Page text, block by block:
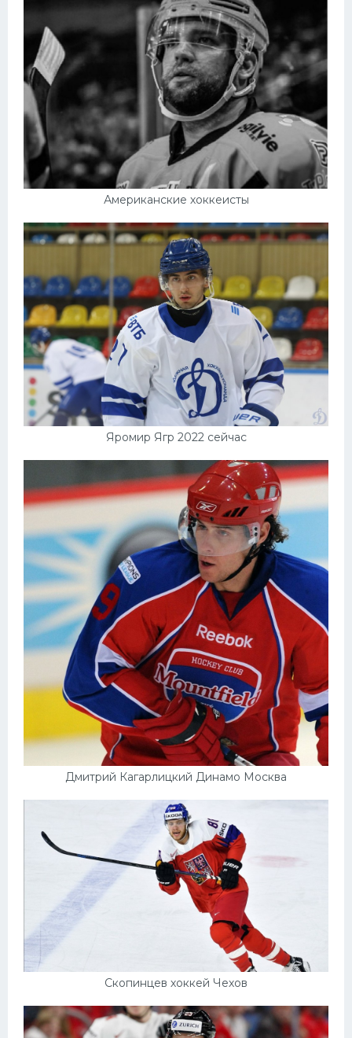
Американские хоккеисты
Яромир Ягр 2022 сейчас
Дмитрий Кагарлицкий Динамо Москва
Скопинцев хоккей Чехов